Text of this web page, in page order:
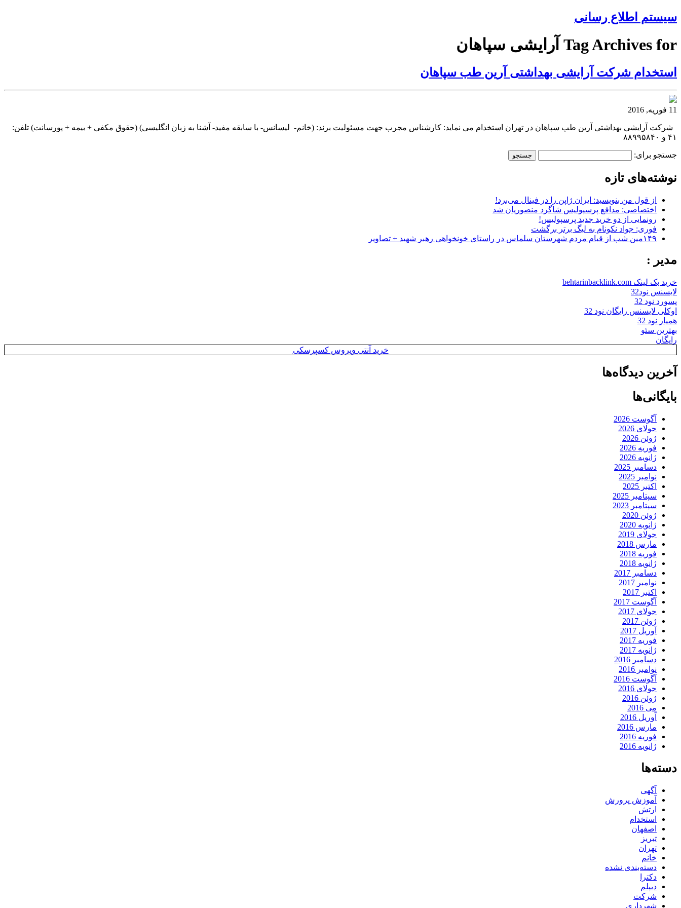
سیستم اطلاع رسانی
Tag Archives for آرایشی ‏سپاهان
استخدام شرکت آرایشی بهداشتی‏ آرین‏ طب ‏سپاهان
11 فوریه, 2016
شرکت آرایشی بهداشتی‏ آرین‏ طب ‏سپاهان در تهران استخدام می نماید: کارشناس‎ مجرب‏ جهت‎ مسئولیت برند: (خانم- لیسانس- با سابقه مفید- آشنا به زبان انگلیسی) (حقوق‎ مکفی + بیمه + پورسانت‏) تلفن:
۴۱ و ۸۸۹۹۵۸۴۰
جستجو برای:
نوشته‌های تازه
از قول من بنویسید: ایران ژاپن را در فینال می‌برد!
اختصاصی: مدافع پرسپولیس شاگرد منصوریان شد
رونمایی از دو خرید جدید پرسپولیس!
فوری: جواد نکونام به لیگ برتر برگشت
۱۴۹مین شب از قیام مردم شهرستان سلماس در راستای خونخواهی رهبر شهید + تصاویر
مدیر :
خرید بک لینک behtarinbacklink.com
لایسنس نود32
پسورد نود 32
اوکلی لایسنس رایگان نود 32
همیار نود 32
بهترین سئو
رایگان
خرید آنتی ویروس کسپرسکی
آخرین دیدگاه‌ها
بایگانی‌ها
آگوست 2026
جولای 2026
ژوئن 2026
فوریه 2026
ژانویه 2026
دسامبر 2025
نوامبر 2025
اکتبر 2025
سپتامبر 2025
سپتامبر 2023
ژوئن 2020
ژانویه 2020
جولای 2019
مارس 2018
فوریه 2018
ژانویه 2018
دسامبر 2017
نوامبر 2017
اکتبر 2017
آگوست 2017
جولای 2017
ژوئن 2017
آوریل 2017
فوریه 2017
ژانویه 2017
دسامبر 2016
نوامبر 2016
آگوست 2016
جولای 2016
ژوئن 2016
می 2016
آوریل 2016
مارس 2016
فوریه 2016
ژانویه 2016
دسته‌ها
آگهی
آموزش پرورش
ارتش
استخدام
اصفهان
تبریز
تهران
خانم
دسته‌بندی نشده
دکترا
دیپلم
شرکت
شهرداری